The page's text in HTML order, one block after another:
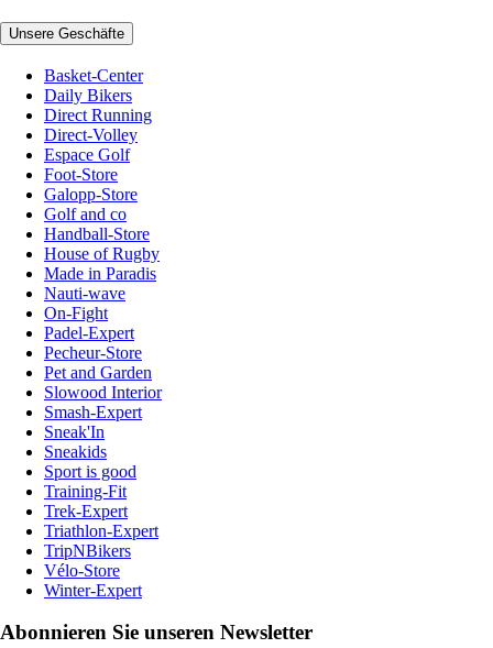
Unsere Geschäfte
Basket-Center
Daily Bikers
Direct Running
Direct-Volley
Espace Golf
Foot-Store
Galopp-Store
Golf and co
Handball-Store
House of Rugby
Made in Paradis
Nauti-wave
On-Fight
Padel-Expert
Pecheur-Store
Pet and Garden
Slowood Interior
Smash-Expert
Sneak'In
Sneakids
Sport is good
Training-Fit
Trek-Expert
Triathlon-Expert
TripNBikers
Vélo-Store
Winter-Expert
Abonnieren Sie unseren Newsletter